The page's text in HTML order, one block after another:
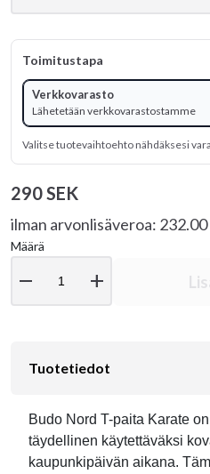
Toimitustapa
Verkkovarasto
Lähetetään verkkovarastostamme
Valitse tuotevaihtoehto nähdäksesi
290 SEK
ilman arvonlisäveroa: 232.00
Määrä
remove add
Tuotetiedot
Budo Nord T-paita Karate
täydellinen käytettäväksi
kaupunkipäivän aikana.